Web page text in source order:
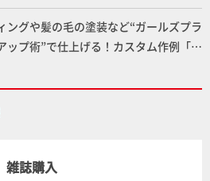
アイテムをチェック!!【タカラトミー
ングや髪の毛の塗装など“ガールズプラ
ップ術”で仕上げる！カスタム作例「白
」～8月17日（月）11:59まで応募受付
雑誌購入